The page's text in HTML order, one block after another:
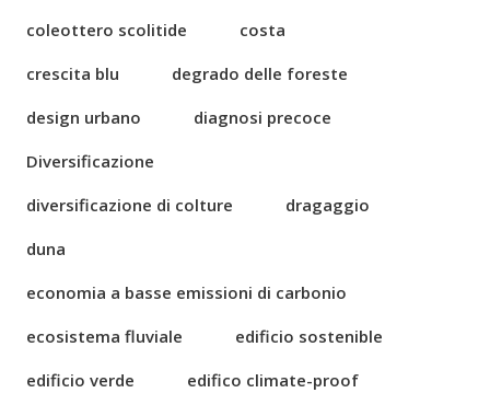
coleottero scolitide
costa
crescita blu
degrado delle foreste
design urbano
diagnosi precoce
Diversificazione
diversificazione di colture
dragaggio
duna
economia a basse emissioni di carbonio
ecosistema fluviale
edificio sostenible
edificio verde
edifico climate-proof